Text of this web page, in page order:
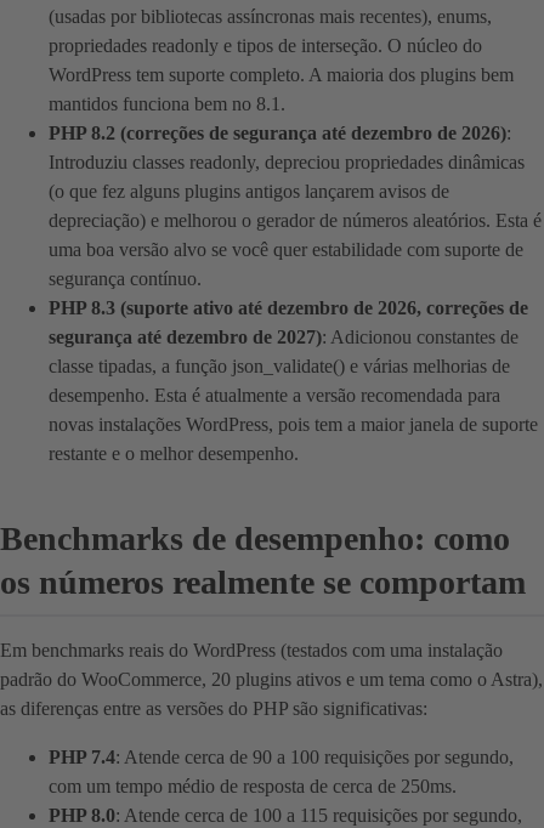
(usadas por bibliotecas assíncronas mais recentes), enums,
propriedades readonly e tipos de interseção. O núcleo do
WordPress tem suporte completo. A maioria dos plugins bem
mantidos funciona bem no 8.1.
PHP 8.2 (correções de segurança até dezembro de 2026):
Introduziu classes readonly, depreciou propriedades dinâmicas
(o que fez alguns plugins antigos lançarem avisos de
depreciação) e melhorou o gerador de números aleatórios. Esta é
uma boa versão alvo se você quer estabilidade com suporte de
segurança contínuo.
PHP 8.3 (suporte ativo até dezembro de 2026, correções de
segurança até dezembro de 2027): Adicionou constantes de
classe tipadas, a função json_validate() e várias melhorias de
desempenho. Esta é atualmente a versão recomendada para
novas instalações WordPress, pois tem a maior janela de suporte
restante e o melhor desempenho.
Benchmarks de desempenho: como
os números realmente se comportam
Em benchmarks reais do WordPress (testados com uma instalação
padrão do WooCommerce, 20 plugins ativos e um tema como o Astra),
as diferenças entre as versões do PHP são significativas:
PHP 7.4: Atende cerca de 90 a 100 requisições por segundo,
com um tempo médio de resposta de cerca de 250ms.
PHP 8.0: Atende cerca de 100 a 115 requisições por segundo,